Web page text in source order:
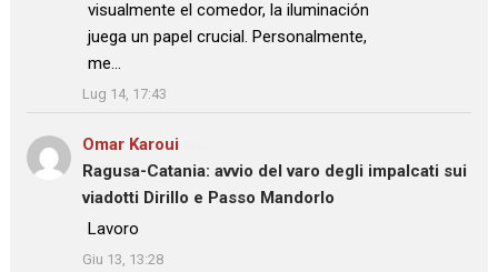
visualmente el comedor, la iluminación
juega un papel crucial. Personalmente,
me…
”
Lug 14, 17:43
Omar Karoui
Ragusa-Catania: avvio del varo degli impalcati sui
viadotti Dirillo e Passo Mandorlo
: “Lavoro
”
Giu 13, 13:28